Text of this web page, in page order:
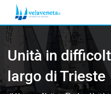
content
Unità in
largo di Trieste